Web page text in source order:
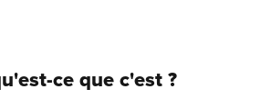
ce que c'est ?